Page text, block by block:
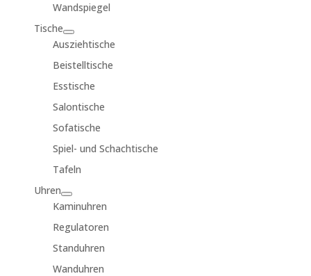
Wandspiegel
Tische
Ausziehtische
Beistelltische
Esstische
Salontische
Sofatische
Spiel- und Schachtische
Tafeln
Uhren
Kaminuhren
Regulatoren
Standuhren
Wanduhren